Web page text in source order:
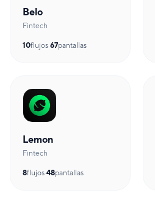
Belo
Fintech
10flujos·67pantallas
Lemon
Fintech
8flujos·48pantallas